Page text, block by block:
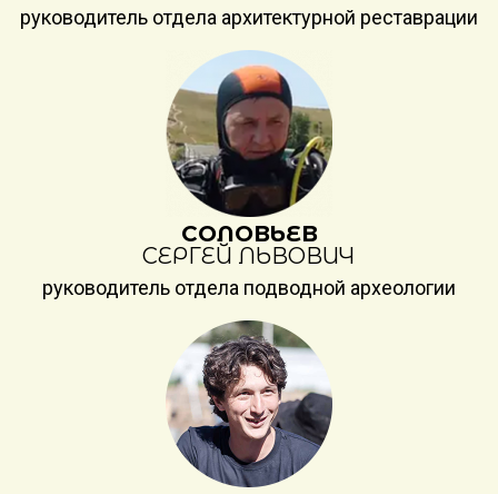
руководитель отдела архитектурной реставрации
СОЛОВЬЕВ
СЕРГЕЙ ЛЬВОВИЧ
руководитель отдела подводной археологии